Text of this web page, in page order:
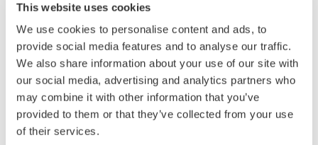
This website uses cookies
We use cookies to personalise content and ads, to
provide social media features and to analyse our traffic.
We also share information about your use of our site with
our social media, advertising and analytics partners who
may combine it with other information that you’ve
provided to them or that they’ve collected from your use
of their services.
2. 九个型号满足各种测量需求
AQ7280 系列共有9 个型号，其中包括50dB 动态范围适用于长
距离测量型号、单个端口支持四个不同波长的型号及其他型
号。作为一个模块化的测量单元，用户可以在现场更换测量模
块，这使AQ7280系列拥有无与伦比的灵活性和方便性。